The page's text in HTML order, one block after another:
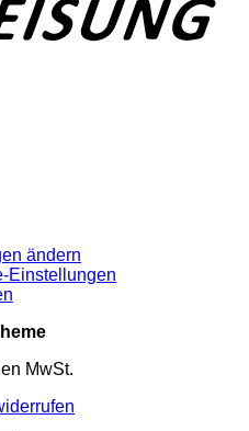
ändern
Einstellungen
MwSt.